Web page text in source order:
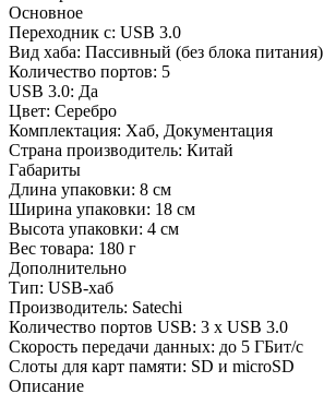
Основное
Переходник с: USB 3.0
Вид хаба: Пассивный (без блока питания)
Количество портов: 5
USB 3.0: Да
Цвет: Серебро
Комплектация: Хаб, Документация
Страна производитель: Китай
Габариты
Длина упаковки: 8 см
Ширина упаковки: 18 см
Высота упаковки: 4 см
Вес товара: 180 г
Дополнительно
Тип: USB-хаб
Производитель: Satechi
Количество портов USB: 3 х USB 3.0
Скорость передачи данных: до 5 ГБит/с
Слоты для карт памяти: SD и microSD
Описание